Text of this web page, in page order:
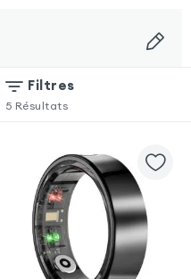
Filtres
5 Résultats